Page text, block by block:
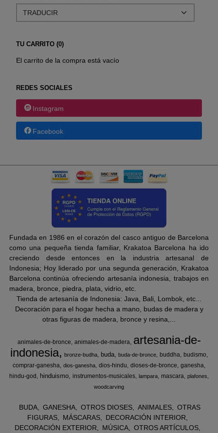
TU CARRITO (0)
El carrito de la compra está vacío
REDES SOCIALES
Instagram
Facebook
Fundada en 1986 en el corazón del casco antiguo de Barcelona
como una pequeña tienda familiar, Krakatoa Barcelona ha ido
creciendo desde entonces en la industria artesanal de
Indonesia; Hoy liderado por una segunda generación, Krakatoa
Barcelona continúa ofreciendo artesanía indonesia, trabajos en
madera, bronce, piedra, plata, vidrio, etc.
Tienda de artesanía de Indonesia: Java, Bali, Lombok, etc...
Decoración para el hogar hecha a mano, budas de madera y
otras figuras de madera, bronce y resina,...
animales-de-bronce animales-de-madera
artesania-de-
indonesia
bronze-budha buda buda-de-bronce buddha
budismo
comprar-ganesha dios-ganesha dios-hindu dioses-de-bronce ganesha
hindu-god
hinduismo instrumentos-musicales lampara mascara plafones
woodcarving
BUDA GANESHA OTROS DIOSES ANIMALES
OTRAS
FIGURAS
MÁSCARAS
DECORACIÓN INTERIOR
DECORACIÓN EXTERIOR
MÚSICA OTROS ARTÍCULOS